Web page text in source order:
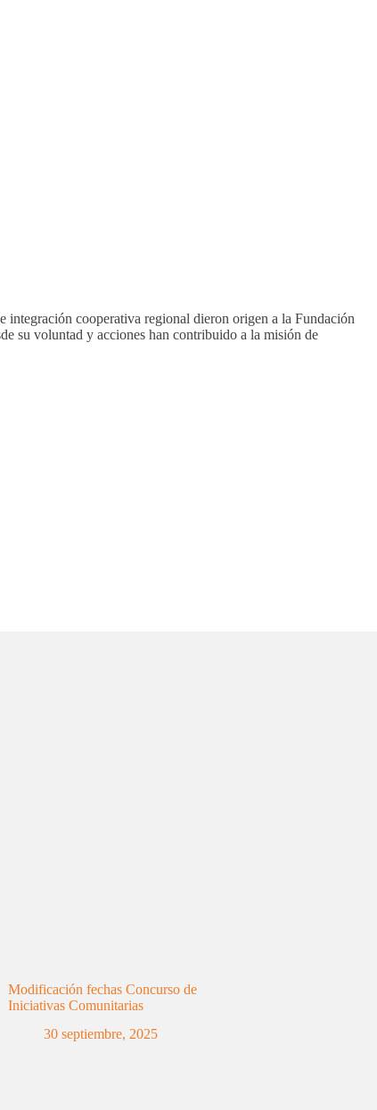
integración cooperativa regional dieron origen a la Fundación
su voluntad y acciones han contribuido a la misión de
Modificación fechas Concurso de
Iniciativas Comunitarias
30 septiembre, 2025